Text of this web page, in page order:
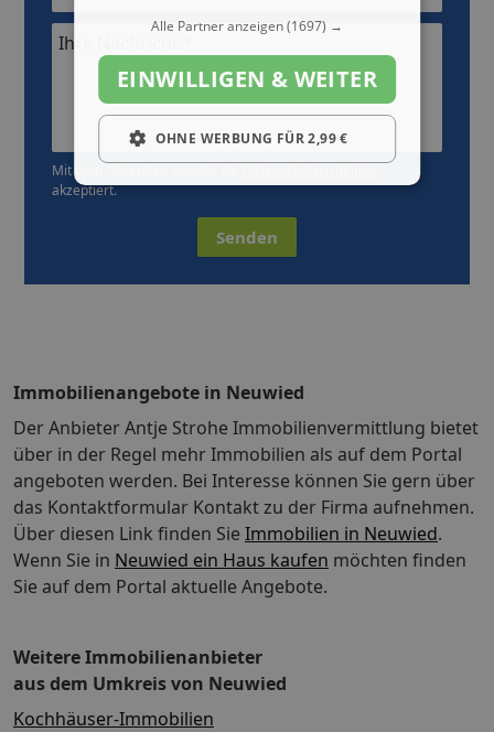
Ihre Nachricht:*
Mit dem Absenden werden die
akzeptiert.
Senden
Immobilienangebote in Neuwied
Der Anbieter Antje Strohe Immobilienvermittlung bietet
über in der Regel mehr Immobilien als auf dem Portal
angeboten werden. Bei Interesse können Sie gern über
das Kontaktformular Kontakt zu der Firma aufnehmen.
Über diesen Link finden Sie Immobilien in Neuwied.
Wenn Sie in Neuwied ein Haus kaufen möchten finden
Sie auf dem Portal aktuelle Angebote.
Weitere Immobilienanbieter
aus dem Umkreis von Neuwied
Kochhäuser-Immobilien
Alle Partner anzeigen(1697) →
EINWILLIGEN & WEITER
OHNE WERBUNG FÜR 2,99 €